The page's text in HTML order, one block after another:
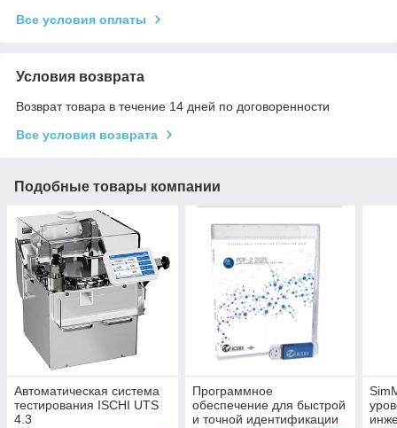
Все условия оплаты
Условия возврата
Возврат товара в течение 14 дней по договоренности
Все условия возврата
Подобные товары компании
Автоматическая система
тестирования ISCHI UTS
4.3
Программное
обеспечение для быстрой
и точной идентификации